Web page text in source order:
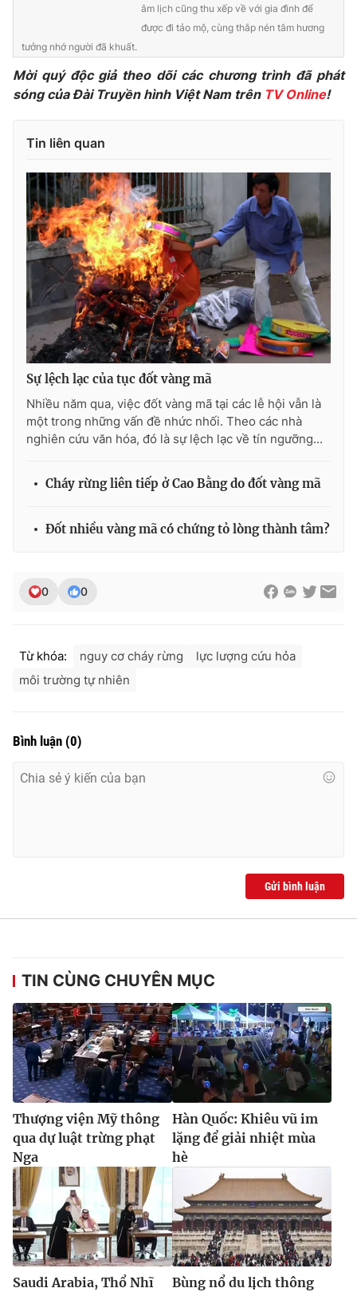
Hitech Công nghệ tương lai
Sản phẩm
Thị trường
Tư vấn
Giao lưu trực tuyến
Lịch phát sóng
Photo Infographic
Video Shorts video
VTV Money VTV Thể thao
VTV Sức khoẻ Bất động sản
Thị trường 24h Tấm lòng Việt
VTV4 Vươn mình bằng AI
VTV9 VTV8
Liên hệ tòa soạn English
Theo dõi báo trên
Cơ quan chủ quản:
Giấy phép hoạt động báo in và báo điện tử số 483/GP-BTTTT
024.38 355 931 - 024.38 355 932
Email:toasoan@vtv.vn
® Cấm sao chép dưới mọi hình thức nếu không có sự chấp
thuận bằng văn bản. Ghi rõ nguồn VTV.vn khi phát hành lại
thông tin từ website này.
âm lịch cũng thu xếp về với gia đình để
được đi tảo mộ, cùng thắp nén tâm hương
tưởng nhớ người đã khuất.
Mời quý độc giả theo dõi các chương trình đã phát
sóng của Đài Truyền hình Việt Nam trên TV Online!
Tin liên quan
Sự lệch lạc của tục đốt vàng mã
Nhiều năm qua, việc đốt vàng mã tại các lễ hội vẫn là
một trong những vấn đề nhức nhối. Theo các nhà
nghiên cứu văn hóa, đó là sự lệch lạc về tín ngưỡng...
Cháy rừng liên tiếp ở Cao Bằng do đốt vàng mã
Đốt nhiều vàng mã có chứng tỏ lòng thành tâm?
0 0
Từ khóa: nguy cơ cháy rừng
lực lượng cứu hỏa
môi trường tự nhiên
Bình luận (0)
Gửi bình luận
TIN CÙNG CHUYÊN MỤC
Thượng viện Mỹ thông
qua dự luật trừng phạt
Nga
Hàn Quốc: Khiêu vũ im
lặng để giải nhiệt mùa
hè
Saudi Arabia, Thổ Nhĩ
Bùng nổ du lịch thông